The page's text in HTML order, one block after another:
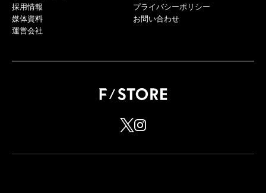
採用情報
媒体資料
運営会社
プライバシーポリシー
お問い合わせ